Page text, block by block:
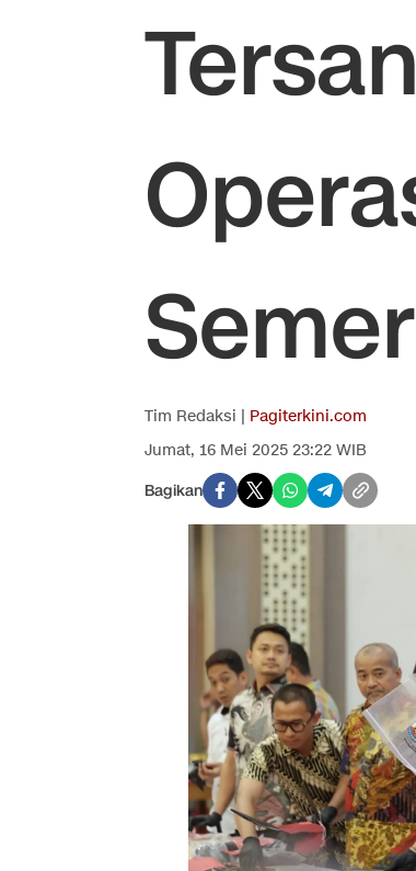
Tim Redaksi | Pagiterkini.com
Jumat, 16 Mei 2025 23:22 WIB
Bagikan